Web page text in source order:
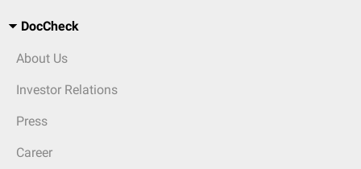
DocCheck
About Us
Investor Relations
Press
Career